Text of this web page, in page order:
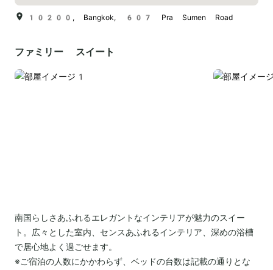
10200, Bangkok, 607 Pra Sumen Road
ファミリー スイート
南国らしさあふれるエレガントなインテリアが魅力のスイー
ト。広々とした室内、センスあふれるインテリア、深めの浴槽
で居心地よく過ごせます。
※ご宿泊の人数にかかわらず、ベッドの台数は記載の通りとな